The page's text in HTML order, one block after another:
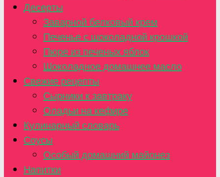
Десерты
Заварной белковый крем
Печенье с шоколадной крошкой
Пюре из печеных яблок
Шоколадное домашнее масло
Свежие рецепты
Сырники к завтраку
Оладьи на кефире
Кулинарный словарь
Соусы
Особый домашний майонез
Напитки